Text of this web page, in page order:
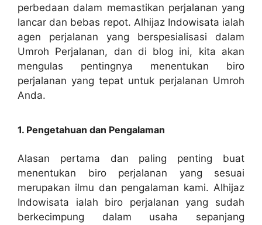
perbedaan dalam memastikan perjalanan yang
lancar dan bebas repot. Alhijaz Indowisata ialah
agen perjalanan yang berspesialisasi dalam
Umroh Perjalanan, dan di blog ini, kita akan
mengulas pentingnya menentukan biro
perjalanan yang tepat untuk perjalanan Umroh
Anda.
1. Pengetahuan dan Pengalaman
Alasan pertama dan paling penting buat
menentukan biro perjalanan yang sesuai
merupakan ilmu dan pengalaman kami. Alhijaz
Indowisata ialah biro perjalanan yang sudah
berkecimpung dalam usaha sepanjang